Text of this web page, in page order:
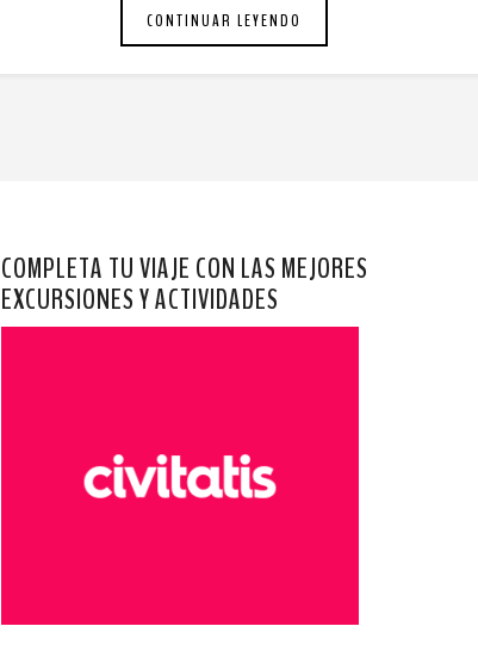
CONTINUAR LEYENDO
COMPLETA TU VIAJE CON LAS MEJORES
EXCURSIONES Y ACTIVIDADES